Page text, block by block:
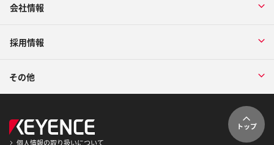
会社情報
採用情報
その他
トップ
個人情報の取り扱いについて